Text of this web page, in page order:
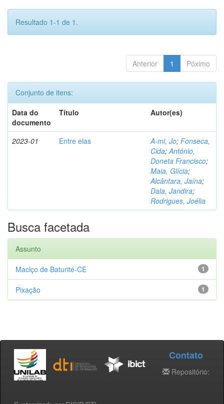
Resultado 1-1 de 1.
Anterior 1 Póximo
Conjunto de itens:
Data do
documento
Título Autor(es)
2023-01 Entre elas A-mi, Jo; Fonseca,
Cida;António,
Doneta Francisco;
Maia, Glícia;
Alcântara, Jaína;
Dala, Jandira;
Rodrigues, Joélia
Busca facetada
Assunto
1
Maciço de Baturité-CE
1
Pixação
Contato
Repositório: